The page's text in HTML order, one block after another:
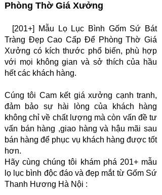
Phòng Thờ Giá Xưởng
[201+] Mẫu Lọ Lục Bình Gốm Sứ Bát
Tràng Đẹp Cao Cấp Để Phòng Thờ Giá
Xưởng có kích thước phổ biến, phù hợp
với mọi không gian và sở thích của hầu
hết các khách hàng.
Cúng tôi Cam kết giá xưởng cạnh tranh,
đảm bảo sự hài lòng của khách hàng
không chỉ về chất lượng mà còn vấn đề tư
vấn bán hàng ,giao hàng và hậu mãi sau
bán hàng để phục vụ khách hàng được tốt
hơn.
Hãy cùng chúng tôi khám phá 201+ mẫu
lọ lục bình độc đáo và đẹp mắt từ Gốm Sứ
Thanh Hương Hà Nội :